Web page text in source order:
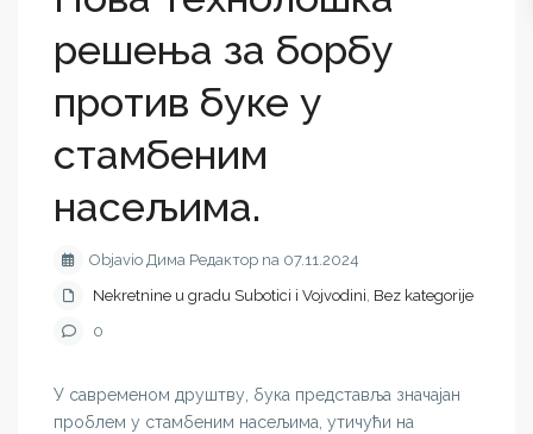
решења за борбу
против буке у
стамбеним
насељима.
Objavio Дима Редактор na 07.11.2024
Nekretnine u gradu Subotici i Vojvodini, Bez kategorije
0
У савременом друштву, бука представља значајан
проблем у стамбеним насељима, утичући на